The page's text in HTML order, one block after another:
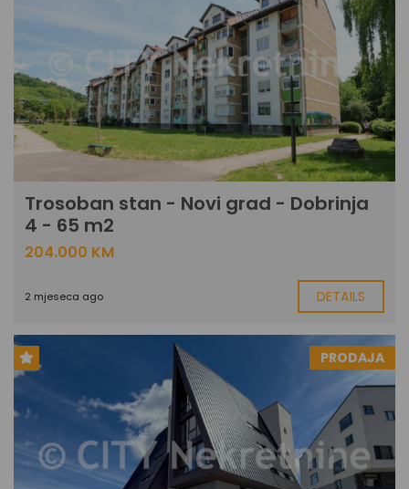
Trosoban stan - Novi grad - Dobrinja
4 - 65 m2
204.000 KM
2 mjeseca ago DETAILS
PRODAJA